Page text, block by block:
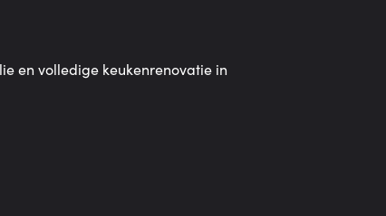
en volledige keukenrenovatie in